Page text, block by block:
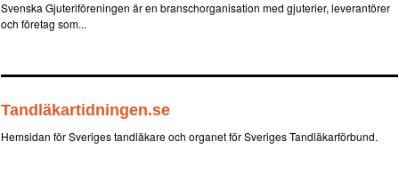
Svenska Gjuteriföreningen är en branschorganisation med gjuterier, leverantörer
och företag som...
Tandläkartidningen.se
Hemsidan för Sveriges tandläkare och organet för Sveriges Tandläkarförbund.